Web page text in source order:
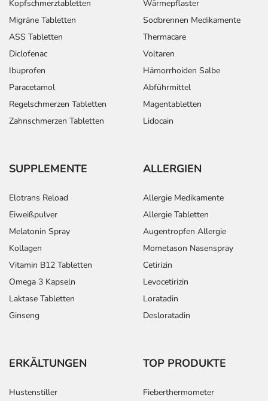
Kopfschmerztabletten
Migräne Tabletten
ASS Tabletten
Diclofenac
Ibuprofen
Paracetamol
Regelschmerzen Tabletten
Zahnschmerzen Tabletten
Wärmepflaster
Sodbrennen Medikamente
Thermacare
Voltaren
Hämorrhoiden Salbe
Abführmittel
Magentabletten
Lidocain
SUPPLEMENTE
Elotrans Reload
Eiweißpulver
Melatonin Spray
Kollagen
Vitamin B12 Tabletten
Omega 3 Kapseln
Laktase Tabletten
Ginseng
ALLERGIEN
Allergie Medikamente
Allergie Tabletten
Augentropfen Allergie
Mometason Nasenspray
Cetirizin
Levocetirizin
Loratadin
Desloratadin
ERKÄLTUNGEN
Hustenstiller
TOP PRODUKTE
Fieberthermometer